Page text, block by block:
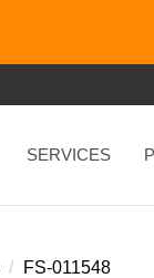
SERVICES
FS-011548